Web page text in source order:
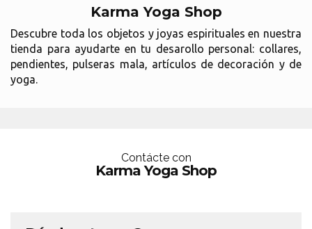
Karma Yoga Shop
Descubre toda los objetos y joyas espirituales en nuestra
tienda para ayudarte en tu desarollo personal: collares,
pendientes, pulseras mala, artículos de decoración y de
yoga.
Contácte con
Karma Yoga Shop